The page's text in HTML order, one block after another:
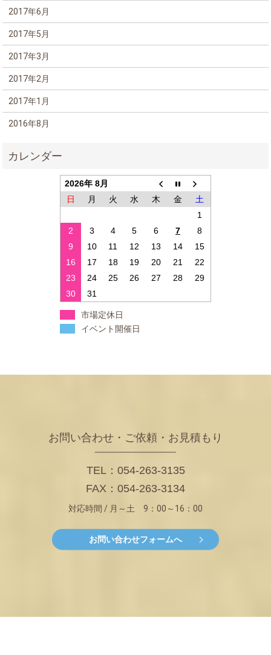
2017年6月
2017年5月
2017年3月
2017年2月
2017年1月
2016年8月
2026年 8月
日
月 火 水 木 金
土
1
2
3 4 5 6 7
8
9
10 11 12 13 14
15
16
17 18 19 20 21
22
23
24 25 26 27 28
29
30
31
市場定休日
イベント開催日
お問い合わせ・ご依頼・お見積もり
TEL：054-263-3135
FAX：054-263-3134
対応時間 / 月～土 9：00～16：00
お問い合わせフォームへ